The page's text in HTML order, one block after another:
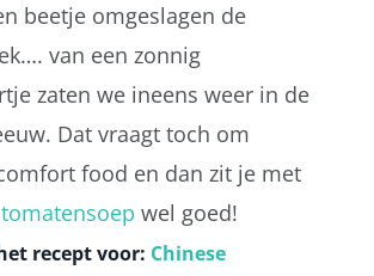
beetje omgeslagen de
van een zonnig
zaten we ineens weer in de
Dat vraagt toch om
food en dan zit je met
wel goed!
recept voor: Chinese